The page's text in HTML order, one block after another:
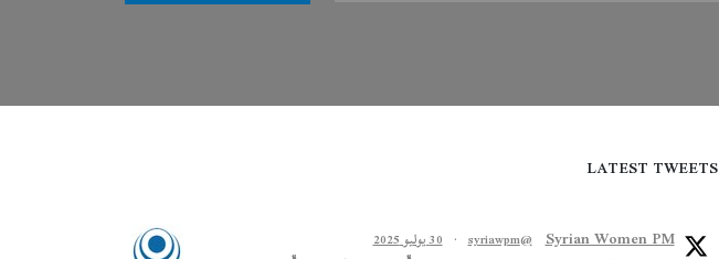
LATEST TWEETS
Syrian Women PM
@syriawpm
· 30 يوليو 2025